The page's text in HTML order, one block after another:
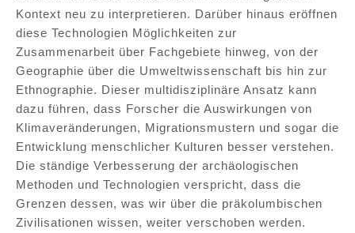
Kontext neu zu interpretieren. Darüber hinaus eröffnen
diese Technologien Möglichkeiten zur
Zusammenarbeit über Fachgebiete hinweg, von der
Geographie über die Umweltwissenschaft bis hin zur
Ethnographie. Dieser multidisziplinäre Ansatz kann
dazu führen, dass Forscher die Auswirkungen von
Klimaveränderungen, Migrationsmustern und sogar die
Entwicklung menschlicher Kulturen besser verstehen.
Die ständige Verbesserung der archäologischen
Methoden und Technologien verspricht, dass die
Grenzen dessen, was wir über die präkolumbischen
Zivilisationen wissen, weiter verschoben werden.